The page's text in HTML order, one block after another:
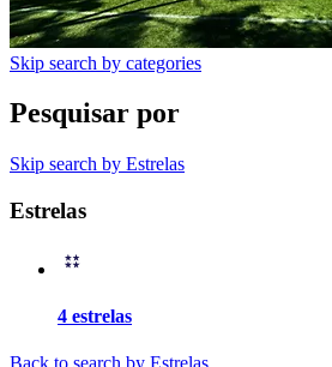
Skip search by categories
Pesquisar por
Skip search by Estrelas
Estrelas
4 estrelas